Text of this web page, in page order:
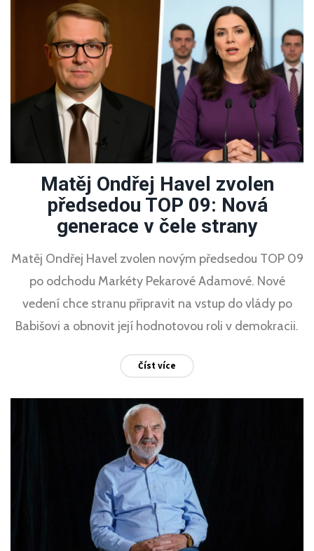
Matěj Ondřej Havel zvolen
předsedou TOP 09: Nová
generace v čele strany
Matěj Ondřej Havel zvolen novým předsedou TOP 09
po odchodu Markéty Pekarové Adamové. Nové
vedení chce stranu připravit na vstup do vlády po
Babišovi a obnovit její hodnotovou roli v demokracii.
Číst více